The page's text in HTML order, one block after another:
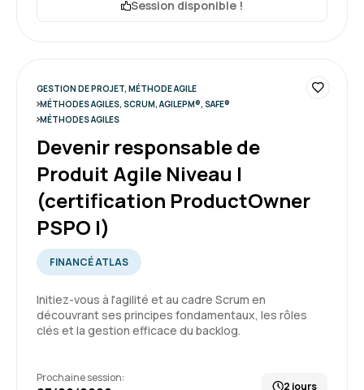
Michel M. Le 10/06/2026
Très bien, beaucoup d'exercices pratiques.
Animatrice très compétente.
Formation : Comprendre la démarche Agile
Mehedi S.
Session disponible !
GESTION DE PROJET, MÉTHODE AGILE
MÉTHODES AGILES, SCRUM, AGILEPM®, SAFE®
MÉTHODES AGILES
Devenir responsable de
Produit Agile Niveau I
(certification ProductOwner
PSPO I)
FINANCÉ ATLAS
Initiez-vous à l'agilité et au cadre Scrum en
découvrant ses principes fondamentaux, les rôles
clés et la gestion efficace du backlog.
Prochaine session:
2 jours